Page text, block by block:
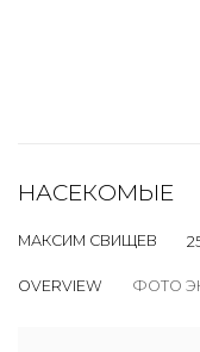
НАСЕКОМЫЕ
МАКСИМ СВИЩЕВ
OVERVIEW ФОТО